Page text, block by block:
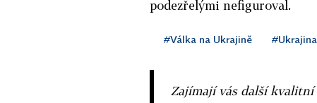
podezřelými nefiguroval.
#Válka na Ukrajině #Ukrajina
Zajímají vás další